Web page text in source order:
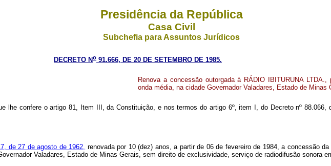
Presidência da República
Casa Civil
Subchefia para Assuntos Jurídicos
DECRETO No 91.666, DE 20 DE SETEMBRO DE 1985.
Renova a concessão outorgada à RÁDIO IBITURUNA
onda média, na cidade Governador Valadares, Estado de Minas
lhe confere o artigo 81, Item III, da Constituição, e nos termos do artigo 6º, item I, do Decreto nº
de 27 de agosto de 1962, renovada por 10 (dez) anos, a partir de 06 de fevereiro de 1984, a concessão da
Valadares, Estado de Minas Gerais, sem direito de exclusividade, serviço de radiodifusão sonora